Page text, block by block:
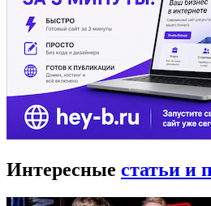
Интересные статьи и